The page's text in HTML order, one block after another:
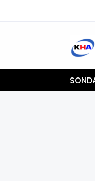
Buluşturan